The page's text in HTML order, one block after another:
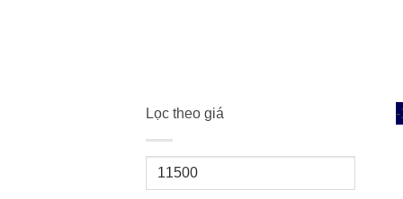
Lọc theo giá
Giá